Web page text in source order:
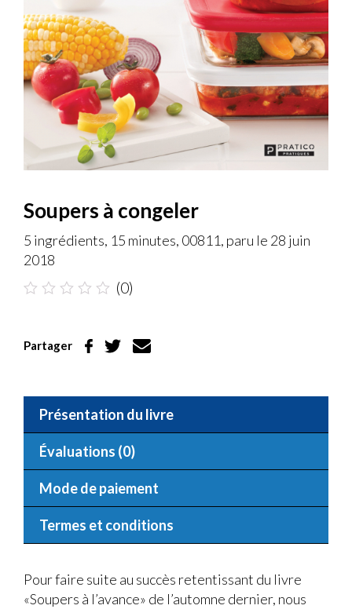
Soupers à congeler
5 ingrédients, 15 minutes, 00811, paru le 28 juin
2018
5
(0)
Partager
Présentation du livre
Évaluations (0)
Mode de paiement
Termes et conditions
Pour faire suite au succès retentissant du livre
«Soupers à l’avance» de l’automne dernier, nous